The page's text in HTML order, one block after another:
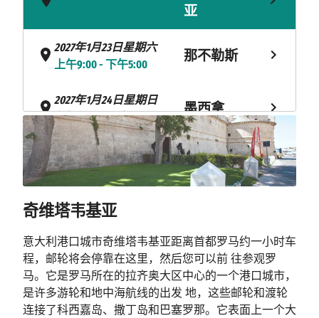
亚
2027年1月23日星期六
上午9:00 - 下午5:00
那不勒斯
2027年1月24日星期日
上午10:00 - 下午6:00
墨西拿
2027年1月25日星期一 海上巡航
2027年1月26日星期二
杜布罗夫尼
2027年1月27日星期三
n.d. - 下午12:30
杜布罗夫尼
克
2027年1月28日星期四
上午7:30 - 下午6:00
扎达尔
奇维塔韦基亚
意大利港口城市奇维塔韦基亚距离首都罗马约一小时车
程，邮轮将会停靠在这里，然后您可以前 往参观罗
马。它是罗马所在的拉齐奥大区中心的一个港口城市，
是许多游轮和地中海航线的出发 地，这些邮轮和渡轮
连接了科西嘉岛、撒丁岛和巴塞罗那。它表面上一个大